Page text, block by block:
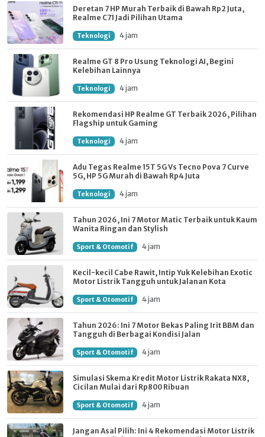
Deretan 7 HP Murah Terbaik di Bawah Rp2 Juta,
Realme C71 Jadi Pilihan Utama
Teknologi 4 jam
Realme GT 8 Pro Usung Teknologi AI, Begini
Kelebihan Lainnya
Teknologi 4 jam
Rekomendasi HP Realme GT Terbaik 2026, Pilihan
Flagship untuk Gaming
Teknologi 4 jam
Adu Tegas Realme 15T 5G Vs Tecno Pova 7 Curve
5G, HP 5G Murah di Bawah Rp4 Juta
Teknologi 4 jam
Tahun 2026, Ini 7 Motor Matic Terbaik untuk Kaum
Wanita Ringan dan Stylish
Sport & Otomotif 4 jam
Kecil-kecil Cabe Rawit, Intip Yuk Kelebihan Exotic
Motor Listrik Tangguh untuk Jalanan Kota
Sport & Otomotif 4 jam
Tahun 2026: Ini 7 Motor Bekas Paling Irit BBM dan
Tangguh di Berbagai Kondisi Jalan
Sport & Otomotif 4 jam
Simulasi Skema Kredit Motor Listrik Rakata NX8,
Cicilan Mulai dari Rp800 Ribuan
Sport & Otomotif 4 jam
Jangan Asal Pilih: Ini 4 Rekomendasi Motor Listrik